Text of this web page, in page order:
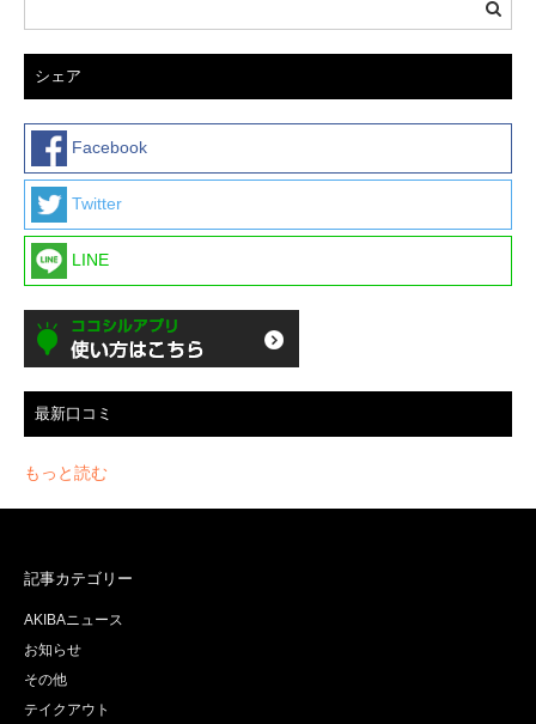
シェア
Facebook
Twitter
LINE
最新口コミ
もっと読む
記事カテゴリー
AKIBAニュース
お知らせ
その他
テイクアウト